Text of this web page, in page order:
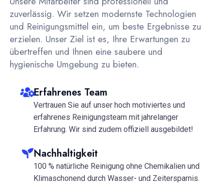
zuverlässig. Wir setzen modernste Technologien
und Reinigungsmittel ein, um beste Ergebnisse zu
erzielen. Unser Ziel ist es, Ihre Erwartungen zu
übertreffen und Ihnen eine saubere und
hygienische Umgebung zu bieten.
Erfahrenes Team
Vertrauen Sie auf unser hoch motiviertes und
erfahrenes Reinigungsteam mit jahrelanger
Erfahrung. Wir sind zudem offiziell ausgebildet!
Nachhaltigkeit
100 % natürliche Reinigung ohne Chemikalien und
Klimaschonend durch Wasser- und Zeitersparnis.